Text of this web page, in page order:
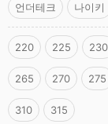
언더테크 나이키
220 225 230
265 270 275
310 315